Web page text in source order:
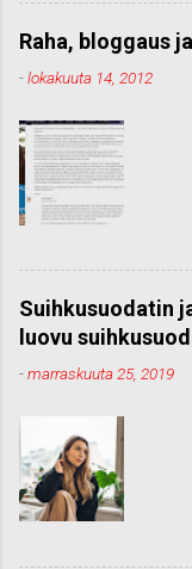
Raha, bloggaus
-lokakuuta 14, 2012
Suihkusuodatin
luovu
-marraskuuta 25, 2019